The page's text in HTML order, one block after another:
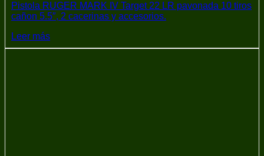
Pistola RUGER MARK IV Target 22 LR pavonada 10 tiros
cañon 5.5″, 2 cacerinas y accesorios.
Leer más